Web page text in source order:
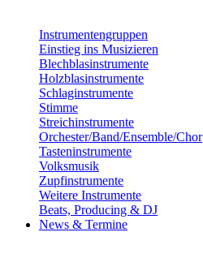
Instrumentengruppen
Einstieg ins Musizieren
Blechblasinstrumente
Holzblasinstrumente
Schlaginstrumente
Stimme
Streichinstrumente
Orchester/Band/Ensemble/Chor
Tasteninstrumente
Volksmusik
Zupfinstrumente
Weitere Instrumente
Beats, Producing & DJ
News & Termine